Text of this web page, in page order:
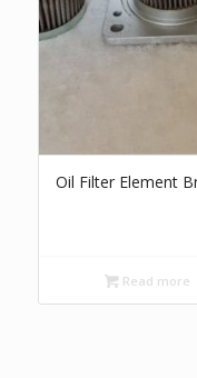
Oil Filter Element
Read more